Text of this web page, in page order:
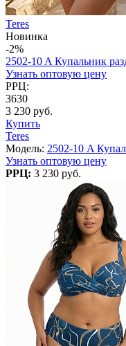
Teres
Новинка
-2%
2502-10 A Купальник
Узнать оптовую цену
РРЦ:
3630
3 230 руб.
Купить
Teres
Модель: 2502-10 A
Узнать оптовую цену
РРЦ: 3 230 руб.